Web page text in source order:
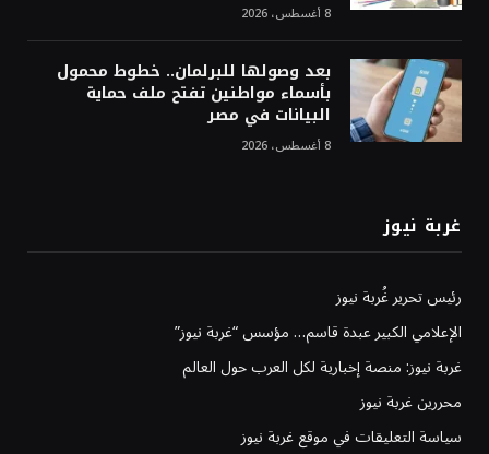
8 أغسطس، 2026
بعد وصولها للبرلمان.. خطوط محمول
بأسماء مواطنين تفتح ملف حماية
البيانات في مصر
8 أغسطس، 2026
غربة نيوز
رئيس تحرير غُربة نيوز
الإعلامي الكبير عبدة قاسم… مؤسس “غربة نيوز”
غربة نيوز: منصة إخبارية لكل العرب حول العالم
محررين غربة نيوز
سياسة التعليقات في موقع غربة نيوز